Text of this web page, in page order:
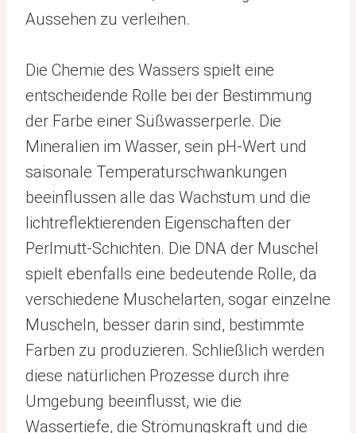
Aussehen zu verleihen.
Die Chemie des Wassers spielt eine
entscheidende Rolle bei der Bestimmung
der Farbe einer Süßwasserperle. Die
Mineralien im Wasser, sein pH-Wert und
saisonale Temperaturschwankungen
beeinflussen alle das Wachstum und die
lichtreflektierenden Eigenschaften der
Perlmutt-Schichten. Die DNA der Muschel
spielt ebenfalls eine bedeutende Rolle, da
verschiedene Muschelarten, sogar einzelne
Muscheln, besser darin sind, bestimmte
Farben zu produzieren. Schließlich werden
diese natürlichen Prozesse durch ihre
Umgebung beeinflusst, wie die
Wassertiefe, die Strömungskraft und die